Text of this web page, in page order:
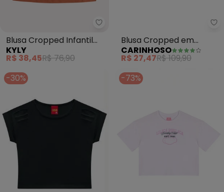
Kyly - Blusa Cropped Infantil
Blusa Cropped Infantil
Menina Estrela (Laranja)
KYLY
R$ 38,45R$ 76,90
Blusa Cropped em
Cotelê Menina (Verde)
CARINHOSO
R$ 27,47R$ 109,90
-30%
-73%